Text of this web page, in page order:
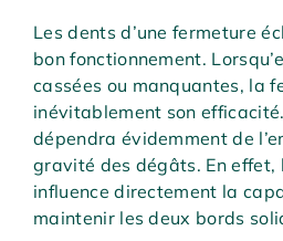
Les dents d’une fermeture
bon fonctionnement.
cassées ou manquantes, la
inévitablement son
dépendra évidemment de
gravité des dégâts. En effet,
influence directement la
maintenir les deux bords